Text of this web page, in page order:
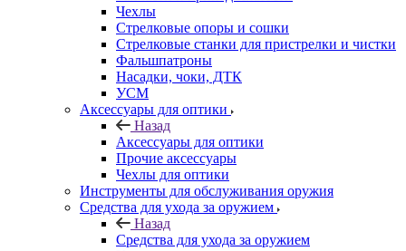
Чехлы
Стрелковые опоры и сошки
Стрелковые станки для пристрелки и чистки
Фальшпатроны
Насадки, чоки, ДТК
УСМ
Аксессуары для оптики
Назад
Аксессуары для оптики
Прочие аксессуары
Чехлы для оптики
Инструменты для обслуживания оружия
Средства для ухода за оружием
Назад
Средства для ухода за оружием